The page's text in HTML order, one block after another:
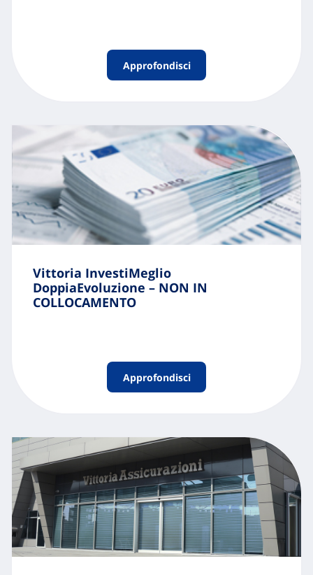
Approfondisci
Vittoria InvestiMeglio
DoppiaEvoluzione – NON IN
COLLOCAMENTO
Approfondisci